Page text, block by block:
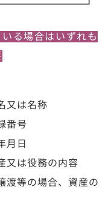
る場合はいずれも
又は名称
番号
月日
は役務の内容
等の場合、 資産の